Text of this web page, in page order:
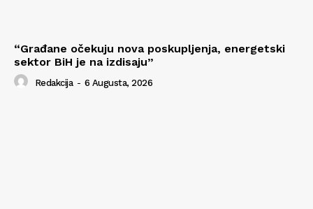
“Građane očekuju nova poskupljenja, energetski
sektor BiH je na izdisaju”
Redakcija - 6 Augusta, 2026